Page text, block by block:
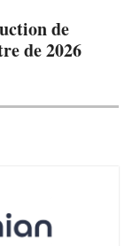
de
de 2026